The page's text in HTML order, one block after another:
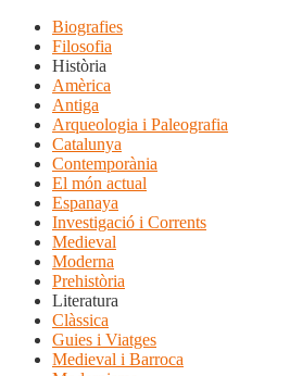
Biografies
Filosofia
Història
Amèrica
Antiga
Arqueologia i Paleografia
Catalunya
Contemporània
El món actual
Espanaya
Investigació i Corrents
Medieval
Moderna
Prehistòria
Literatura
Clàssica
Guies i Viatges
Medieval i Barroca